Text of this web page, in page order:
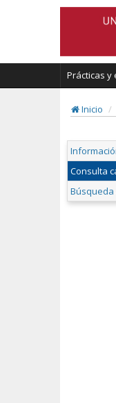
Prácticas y
Inicio
Consulta